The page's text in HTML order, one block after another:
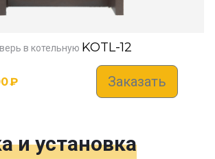
в котельную KOTL-12
₽ Заказать
и установка